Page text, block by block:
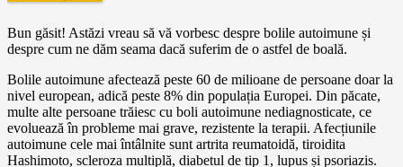
Bun găsit! Astăzi vreau să vă vorbesc despre bolile autoimune și
despre cum ne dăm seama dacă suferim de o astfel de boală.
Bolile autoimune afectează peste 60 de milioane de persoane doar la
nivel european, adică peste 8% din populația Europei. Din păcate,
multe alte persoane trăiesc cu boli autoimune nediagnosticate, ce
evoluează în probleme mai grave, rezistente la terapii. Afecțiunile
autoimune cele mai întâlnite sunt artrita reumatoidă, tiroidita
Hashimoto, scleroza multiplă, diabetul de tip 1, lupus și psoriazis.